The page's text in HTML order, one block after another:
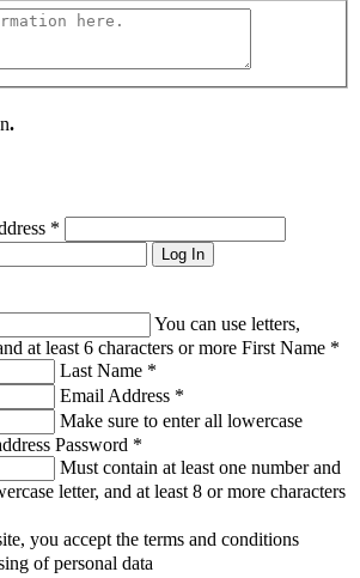
.
*
Log In
You can use letters,
at least 6 characters or more First Name *
Last Name *
Email Address *
Make sure to enter all lowercase
Password *
Must contain at least one number and
letter, and at least 8 or more characters
you accept the terms and conditions
of personal data